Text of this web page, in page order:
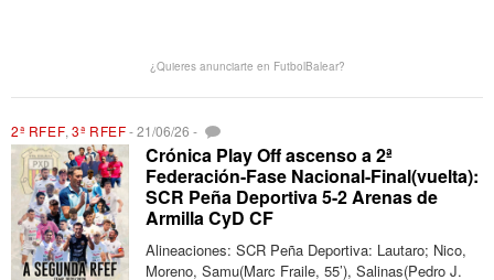
¿Quieres anunciarte en FutbolBalear?
2ª RFEF,3ª RFEF-21/06/26 -
Crónica Play Off ascenso a 2ª
Federación-Fase Nacional-Final(vuelta):
SCR Peña Deportiva 5-2 Arenas de
Armilla CyD CF
Alineaciones: SCR Peña Deportiva: Lautaro; Nico,
Moreno, Samu(Marc Fraile, 55’), Salinas(Pedro J.